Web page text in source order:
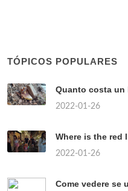
TÓPICOS POPULARES
Quanto costa
2022-01-26
Where is the red
2022-01-26
Come vedere se